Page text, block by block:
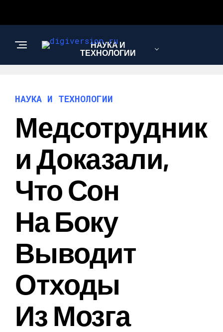
НАУКА И
ТЕХНОЛОГИИ
НАУКА И ТЕХНОЛОГИИ
Медсотрудник
И Доказали,
Что Сон
На Боку
Выводит
Отходы
Из Мозга